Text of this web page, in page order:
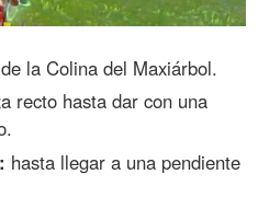
la Colina del Maxiárbol.
recto hasta dar con una
hasta llegar a una pendiente